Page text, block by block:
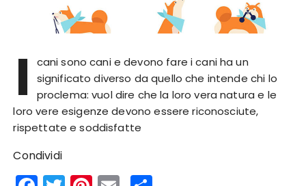
I
cani sono cani e devono fare i cani ha un
significato diverso da quello che intende chi lo
proclema: vuol dire che la loro vera natura e le
loro vere esigenze devono essere riconosciute,
rispettate e soddisfatte
Condividi